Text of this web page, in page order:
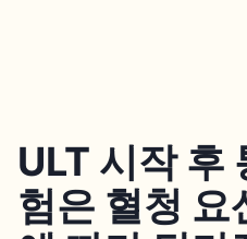
ULT 시작 후
험은 혈청 요